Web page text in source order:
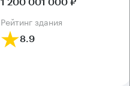
1 200 001 000 ₽
рейтинг здания
8.9